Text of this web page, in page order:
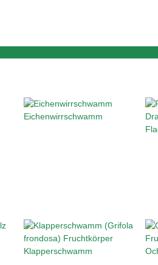
Eichenwirrschwamm
Klapperschwamm